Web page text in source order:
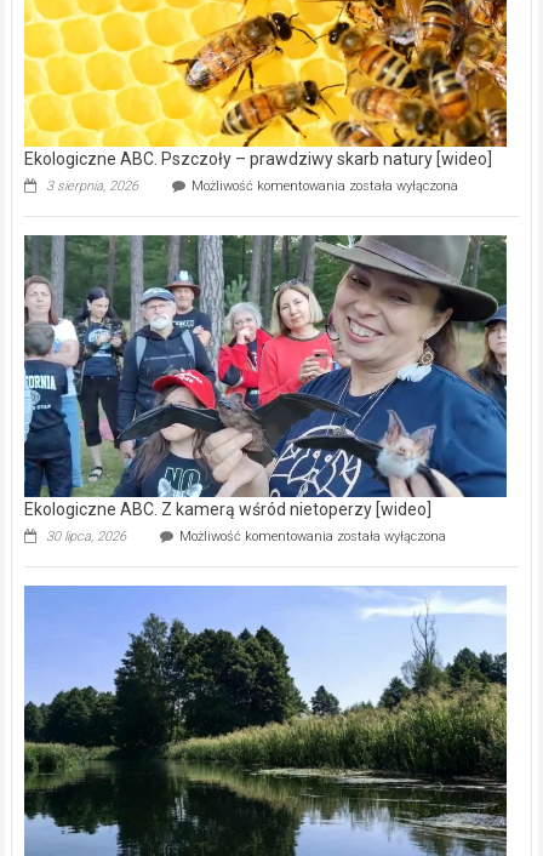
mln
na
modernizację
oczyszczalni
ścieków
[wideo]
Ekologiczne ABC. Pszczoły – prawdziwy skarb natury [wideo]
3 sierpnia, 2026 Możliwość komentowania Ekologiczne
–
prawdziwy
skarb
natury
[wideo]
została wyłączona
Ekologiczne ABC. Z kamerą wśród nietoperzy [wideo]
30 lipca, 2026 Możliwość komentowania Ekologiczne
kamerą
wśród
została wyłączona